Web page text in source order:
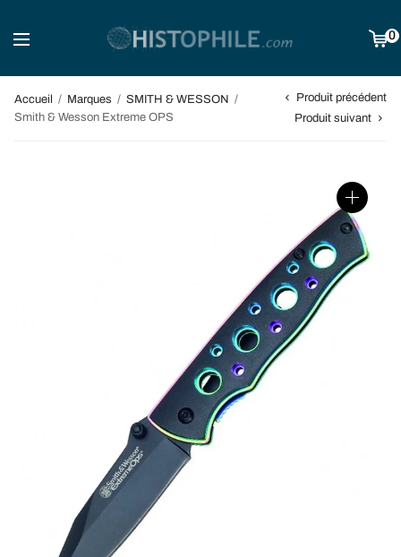
0
Accueil / Marques / SMITH & WESSON /
Smith & Wesson Extreme OPS
Produit précédent
Produit suivant